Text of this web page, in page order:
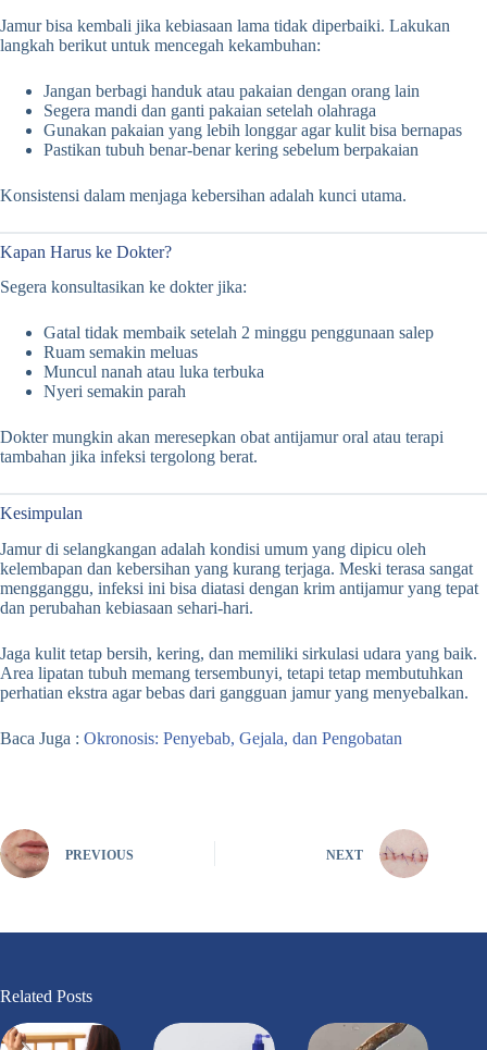
Jamur bisa kembali jika kebiasaan lama tidak diperbaiki. Lakukan
langkah berikut untuk mencegah kekambuhan:
Jangan berbagi handuk atau pakaian dengan orang lain
Segera mandi dan ganti pakaian setelah olahraga
Gunakan pakaian yang lebih longgar agar kulit bisa bernapas
Pastikan tubuh benar-benar kering sebelum berpakaian
Konsistensi dalam menjaga kebersihan adalah kunci utama.
Kapan Harus ke Dokter?
Segera konsultasikan ke dokter jika:
Gatal tidak membaik setelah 2 minggu penggunaan salep
Ruam semakin meluas
Muncul nanah atau luka terbuka
Nyeri semakin parah
Dokter mungkin akan meresepkan obat antijamur oral atau terapi
tambahan jika infeksi tergolong berat.
Kesimpulan
Jamur di selangkangan adalah kondisi umum yang dipicu oleh
kelembapan dan kebersihan yang kurang terjaga. Meski terasa sangat
mengganggu, infeksi ini bisa diatasi dengan krim antijamur yang tepat
dan perubahan kebiasaan sehari-hari.
Jaga kulit tetap bersih, kering, dan memiliki sirkulasi udara yang baik.
Area lipatan tubuh memang tersembunyi, tetapi tetap membutuhkan
perhatian ekstra agar bebas dari gangguan jamur yang menyebalkan.
Baca Juga : Okronosis: Penyebab, Gejala, dan Pengobatan
PREVIOUS NEXT
Related Posts